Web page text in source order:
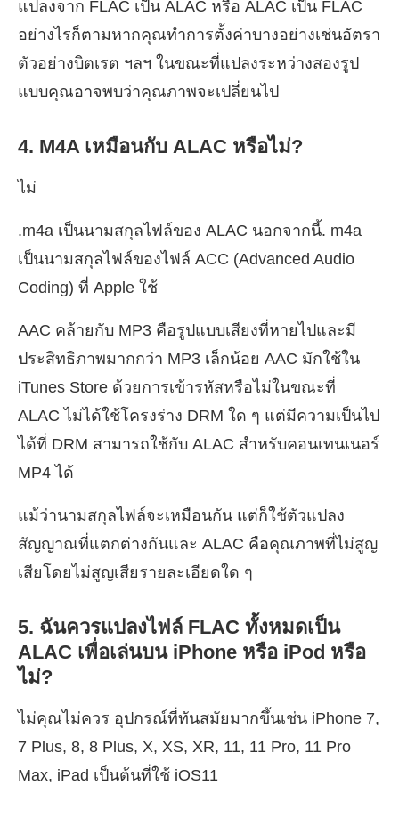
แปลงจาก FLAC เป็น ALAC หรือ ALAC เป็น FLAC
อย่างไรก็ตามหากคุณทำการตั้งค่าบางอย่างเช่นอัตรา
ตัวอย่างบิตเรต ฯลฯ ในขณะที่แปลงระหว่างสองรูป
แบบคุณอาจพบว่าคุณภาพจะเปลี่ยนไป
4. M4A เหมือนกับ ALAC หรือไม่?
ไม่
.m4a เป็นนามสกุลไฟล์ของ ALAC นอกจากนี้. m4a
เป็นนามสกุลไฟล์ของไฟล์ ACC (Advanced Audio
Coding) ที่ Apple ใช้
AAC คล้ายกับ MP3 คือรูปแบบเสียงที่หายไปและมี
ประสิทธิภาพมากกว่า MP3 เล็กน้อย AAC มักใช้ใน
iTunes Store ด้วยการเข้ารหัสหรือไม่ในขณะที่
ALAC ไม่ได้ใช้โครงร่าง DRM ใด ๆ แต่มีความเป็นไป
ได้ที่ DRM สามารถใช้กับ ALAC สำหรับคอนเทนเนอร์
MP4 ได้
แม้ว่านามสกุลไฟล์จะเหมือนกัน แต่ก็ใช้ตัวแปลง
สัญญาณที่แตกต่างกันและ ALAC คือคุณภาพที่ไม่สูญ
เสียโดยไม่สูญเสียรายละเอียดใด ๆ
5. ฉันควรแปลงไฟล์ FLAC ทั้งหมดเป็น
ALAC เพื่อเล่นบน iPhone หรือ iPod หรือ
ไม่?
ไม่คุณไม่ควร อุปกรณ์ที่ทันสมัยมากขึ้นเช่น iPhone 7,
7 Plus, 8, 8 Plus, X, XS, XR, 11, 11 Pro, 11 Pro
Max, iPad เป็นต้นที่ใช้ iOS11